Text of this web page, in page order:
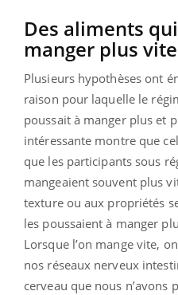
Des aliments
manger plus vite
Plusieurs hypothèses ont
raison pour laquelle le
poussait à manger plus et
intéressante montre que
que les participants sous
mangeaient souvent plus
texture ou aux propriétés
les poussaient à manger
Lorsque l’on mange vite,
nos réseaux nerveux
cerveau que nous n’avons